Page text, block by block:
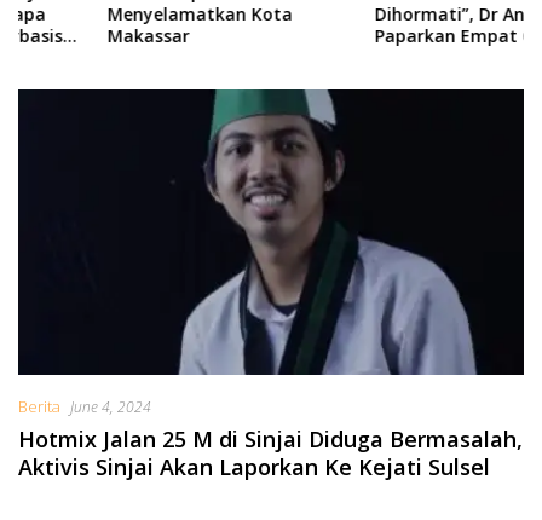
Menyelamatkan Kota
Makassar
Dihormati”, Dr Andi Cibu
Paparkan Empat Cacat
Berita June 4, 2024
Hotmix Jalan 25 M di Sinjai Diduga Bermasalah,
Aktivis Sinjai Akan Laporkan Ke Kejati Sulsel